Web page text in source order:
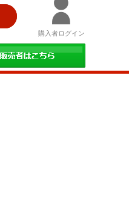
購入者ログイン